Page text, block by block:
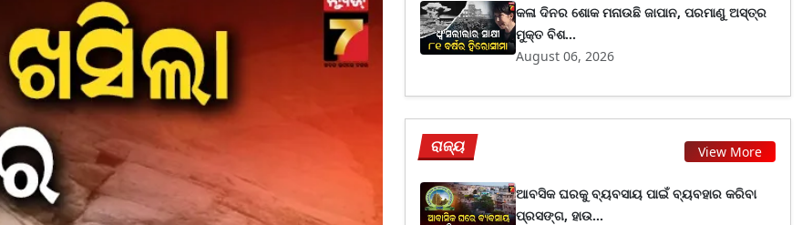
କଳା ଦିନର ଶୋକ ମନାଉଛି ଜାପାନ, ପରମାଣୁ ଅସ୍ତ୍ର
ମୁକ୍ତ ବିଶ...
August 06, 2026
ରାଜ୍ୟ View More
ଆବସିକ ଘରକୁ ବ୍ୟବସାୟ ପାଇଁ ବ୍ୟବହାର କରିବା
ପ୍ରସଙ୍ଗ, ହାଉ...